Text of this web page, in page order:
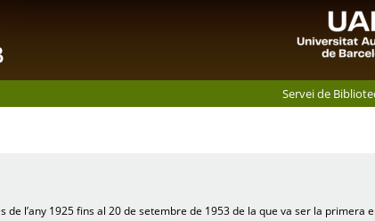
Servei de
l’any 1925 fins al 20 de setembre de 1953 de la que va ser la primera